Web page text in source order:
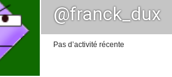
@franck_dux
Pas d’activité récente